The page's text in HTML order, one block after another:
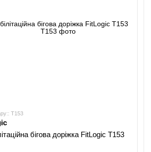
T153
бігова доріжка FitLogic T153